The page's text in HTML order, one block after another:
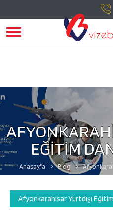
tüm vize
yanınızda!vizebasvur.com
koşullarına uygun olarak farklı
hizmetlerine yeni konular
EĞİTİM
Anasayfa Blog